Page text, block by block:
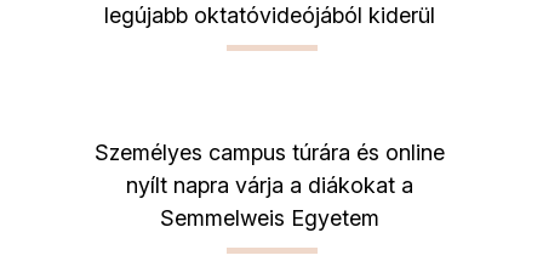
legújabb oktatóvideójából kiderül
Személyes campus túrára és online
nyílt napra várja a diákokat a
Semmelweis Egyetem